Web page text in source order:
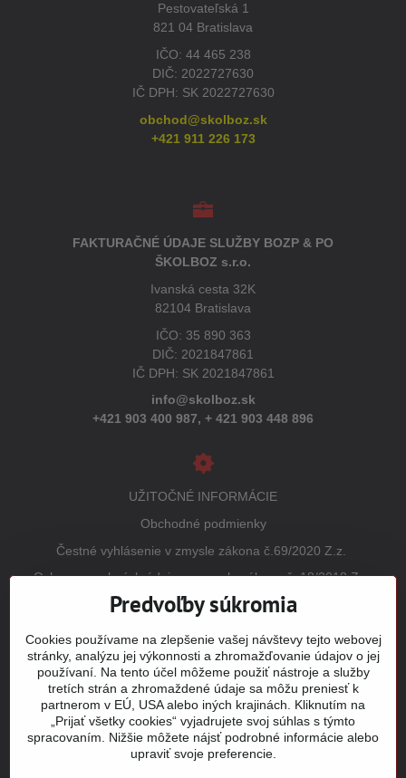
Pestovateľská 1
821 04 Bratislava
IČO: 44 465 238
DIČ: 2022727630
IČ DPH: SK 2022727630
obchod@skolboz.sk
+421 911 226 173
FAKTURAČNÉ ÚDAJE SLUŽBY BOZP & PO
ŠKOLBOZ s.r.o.
Ivanská cesta 32K
82104 Bratislava
IČO: 35 890 363
DIČ: 2021847861
IČ DPH: SK 2021847861
info@skolboz.sk
+421 903 400 987, + 421 903 448 896
UŽITOČNÉ INFORMÁCIE
Obchodné podmienky
Čestné vyhlásenie v zmysle zákona č.69/2020 Z.z.
Ochrana osobných údajov v zmysle zákona č. 18/2018 Z.z.
(GDPR)
Vrátenie tovaru
Tabuľky veľkostí
Šitie a potlač odevov
Mapa stránky
Predvoľby súkromia
Cookies používame na zlepšenie vašej návštevy tejto webovej
stránky, analýzu jej výkonnosti a zhromažďovanie údajov o jej
používaní. Na tento účel môžeme použiť nástroje a služby
tretích strán a zhromaždené údaje sa môžu preniesť k
partnerom v EÚ, USA alebo iných krajinách. Kliknutím na
„Prijať všetky cookies“ vyjadrujete svoj súhlas s týmto
spracovaním. Nižšie môžete nájsť podrobné informácie alebo
upraviť svoje preferencie.